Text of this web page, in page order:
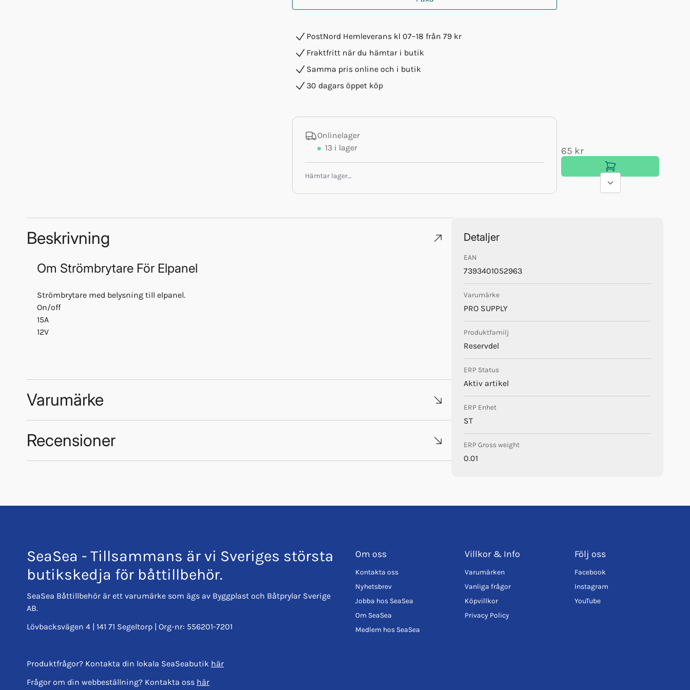
PostNord Hemleverans kl 07–18 från 79 kr
Fraktfritt när du hämtar i butik
Samma pris online och i butik
30 dagars öppet köp
Onlinelager
13 i lager
Hämtar lager…
65 kr
Beskrivning
Om Strömbrytare För Elpanel
Strömbrytare med belysning till elpanel.
On/off
15A
12V
Varumärke
Recensioner
Detaljer
EAN
7393401052963
Varumärke
PRO SUPPLY
Produktfamilj
Reservdel
ERP Status
Aktiv artikel
ERP Enhet
ST
ERP Gross weight
0.01
SeaSea - Tillsammans är vi Sveriges största
butikskedja för båttillbehör.
SeaSea Båttillbehör är ett varumärke som ägs av Byggplast och Båtprylar Sverige
AB.
Lövbacksvägen 4 | 141 71 Segeltorp | Org-nr: 556201-7201
Produktfrågor? Kontakta din lokala SeaSeabutik här
Frågor om din webbeställning? Kontakta oss här
Om oss
Kontakta oss
Nyhetsbrev
Jobba hos SeaSea
Om SeaSea
Medlem hos SeaSea
Villkor & Info
Varumärken
Vanliga frågor
Köpvillkor
Privacy Policy
Följ oss
Facebook
Instagram
YouTube